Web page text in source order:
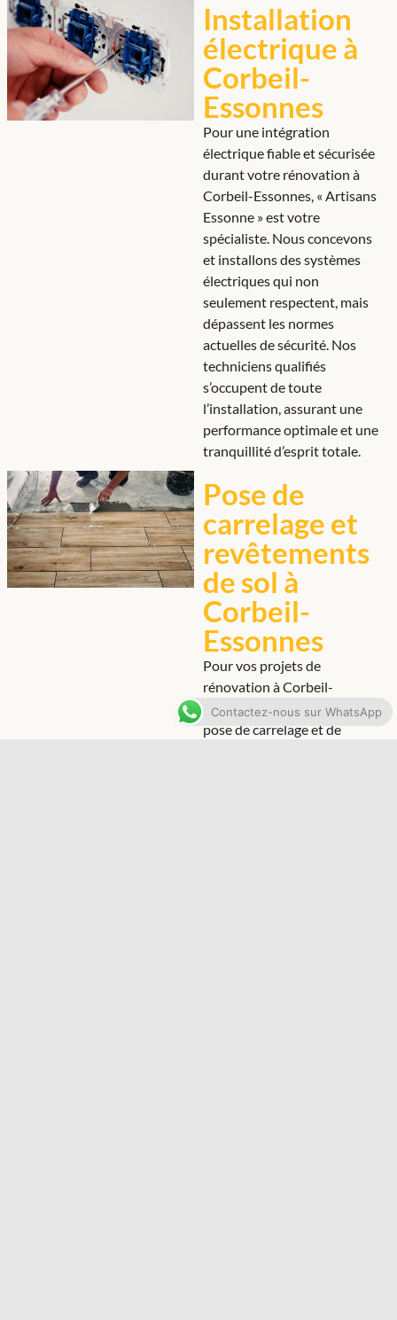
Installation
électrique à
Corbeil-
Essonnes
Pour une intégration
électrique fiable et sécurisée
durant votre rénovation à
Corbeil-Essonnes, « Artisans
Essonne » est votre
spécialiste. Nous concevons
et installons des systèmes
électriques qui non
seulement respectent, mais
dépassent les normes
actuelles de sécurité. Nos
techniciens qualifiés
s’occupent de toute
l’installation, assurant une
performance optimale et une
tranquillité d’esprit totale.
Pose de
carrelage et
revêtements
de sol à
Corbeil-
Essonnes
Pour vos projets de
rénovation à Corbeil-
Essonnes, nous réalisons la
pose de carrelage et de
Contactez-nous sur WhatsApp